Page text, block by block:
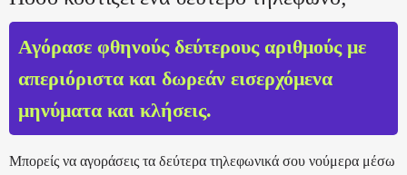
Αγόρασε φθηνούς δεύτερους αριθμούς με
απεριόριστα και δωρεάν εισερχόμενα
μηνύματα και κλήσεις.
Μπορείς να αγοράσεις τα δεύτερα τηλεφωνικά σου νούμερα μέσω